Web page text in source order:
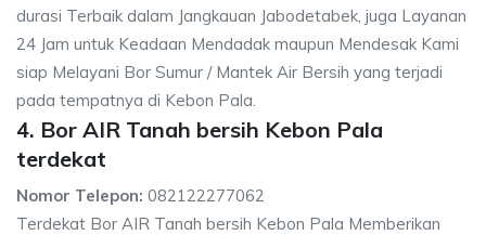
durasi Terbaik dalam Jangkauan Jabodetabek, juga Layanan
24 Jam untuk Keadaan Mendadak maupun Mendesak Kami
siap Melayani Bor Sumur / Mantek Air Bersih yang terjadi
pada tempatnya di Kebon Pala.
4. Bor AIR Tanah bersih Kebon Pala
terdekat
Nomor Telepon: 082122277062
Terdekat Bor AIR Tanah bersih Kebon Pala Memberikan